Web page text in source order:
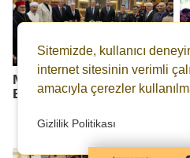
Mardin’de
Bayramlaşma Coşkusu!
Sitemizde, kullanıcı
internet sitesinin verimli
amacıyla çerezler
Gizlilik Politikası